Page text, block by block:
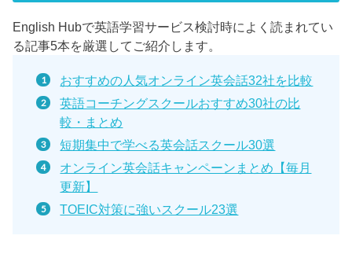
English Hubで英語学習サービス検討時によく読まれてい
る記事5本を厳選してご紹介します。
おすすめの人気オンライン英会話32社を比較
英語コーチングスクールおすすめ30社の比
較・まとめ
短期集中で学べる英会話スクール30選
オンライン英会話キャンペーンまとめ【毎月
更新】
TOEIC対策に強いスクール23選